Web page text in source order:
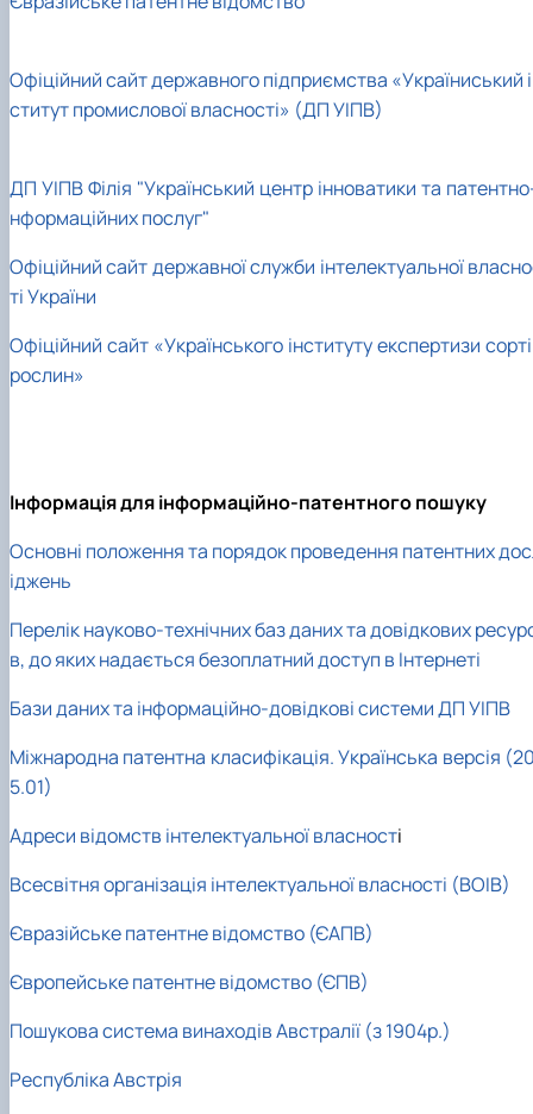
Офіційний сайт державного підприємства «Україниський
ститут промислової власності» (ДП УІПВ)
ДП УІПВ Філія "Український центр інноватики та
нформаційних послуг"
Офіційний сайт державної служби інтелектуальної
ті України
Офіційний сайт «Українського інституту експертизи
рослин»
Інформація для інформаційно-патентного пошуку
Основні положення та порядок проведення патентних
іджень
Перелік науково-технічних баз даних та довідкових
в, до яких надається безоплатний доступ в Інтернеті
Бази даних та інформаційно-довідкові системи ДП УІПВ
Міжнародна патентна класифікація. Українська версія
5.01)
Адреси відомств інтелектуальної власності
Всесвітня організація інтелектуальної власності (ВОІВ)
Євразійське патентне відомство (ЄАПВ)
Європейське патентне відомство (ЄПВ)
Пошукова система винаходів Австралії (з 1904р.)
Республіка Австрія